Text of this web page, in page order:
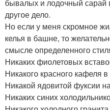
бывалых и лодочный сарай
другое дело.
Но если у меня скромное
келья в башне, то
смысле определенного
Никаких фиолетовых
Никакого красного кафеля
Никакой ядовитой фуксии
Никаких синих